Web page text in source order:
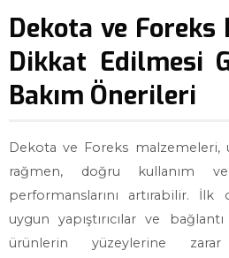
Dekota ve Foreks
Dikkat Edilmesi
Bakım Önerileri
Dekota ve Foreks malzemeleri,
rağmen, doğru kullanım
performanslarını artırabilir. İlk
uygun yapıştırıcılar ve
ürünlerin yüzeylerine